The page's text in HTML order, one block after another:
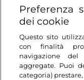
Login
Restiamo in contatto
Preferenza
dei cookie
Questo sito
con finalità
navigazione
aggregate. Puoi
categoria)